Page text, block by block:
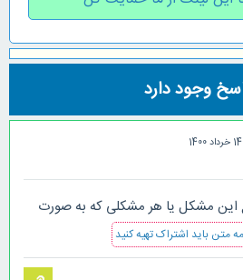
وجود دارد
14 خرداد 1400
این مشکل یا هر مشکلی که به صورت
متن باید اشتراک تهیه کنید